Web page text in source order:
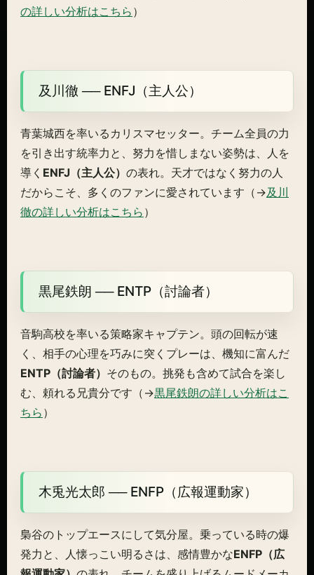
の詳しい分析はこちら ）
及川徹 ── ENFJ（主人公）
青葉城西を率いるカリスマセッター。チーム全員の力
を引き出す統率力と、努力を惜しまない姿勢は、人を
導く ENFJ（主人公） の表れ。天才ではなく努力の人
だからこそ、多くのファンに愛されています（→及川
徹の詳しい分析はこちら ）
黒尾鉄朗 ── ENTP（討論者）
音駒高校を率いる策略家キャプテン。頭の回転が速
く、相手の心理を巧みに突くプレーは、機知に富んだ
ENTP（討論者） そのもの。挑発も含めて試合を楽し
む、頼れる兄貴分です（→黒尾鉄朗の詳しい分析はこ
ちら ）
木兎光太郎 ── ENFP（広報運動家）
梟谷のトップエースにして気分屋。乗っている時の爆
発力と、人懐っこい明るさは、感情豊かなENFP（広